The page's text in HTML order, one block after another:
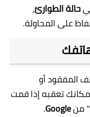
حالة الطوارئ،
على المحاولة.
المفقود أو
تعقبه إذا قمت
منGoogle
.